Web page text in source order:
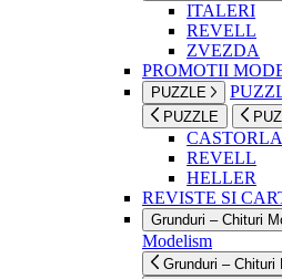
ITALERI
REVELL
ZVEZDA
PROMOTII
PUZZLE
PUZZLE
REVELL
HELLER
REVISTE SI
Grunduri – Chituri
Modelism
Grunduri – Chituri